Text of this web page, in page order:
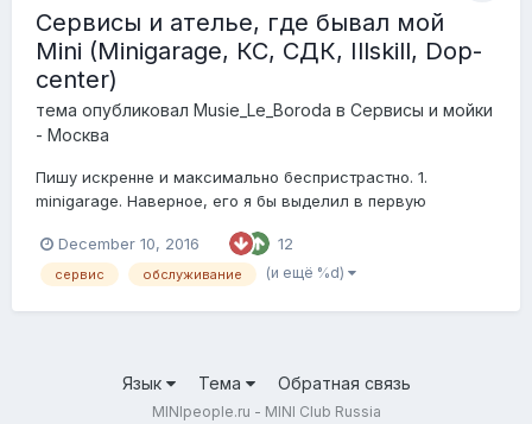
Сервисы и ателье, где бывал мой
Mini (Minigarage, КС, СДК, Illskill, Dop-
center)
тема опубликовал Musie_Le_Boroda в Сервисы и мойки
- Москва
Пишу искренне и максимально беспристрастно. 1.
minigarage. Наверное, его я бы выделил в первую
глобальное (пока и не требуется), но всякие мелочи
вроде прокладок, опоры амортизатора и прочих
December 10, 2016 12
сервис обслуживание (и ещё %d)
Язык Тема Обратная связь
MINIpeople.ru - MINI Club Russia